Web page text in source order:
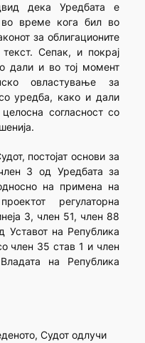
дека Уредбата е
време кога бил во
за облигационите
Сепак, и покрај
дали и во тој момент
овластување за
уредба, како и дали
согласност со
постојат основи за
3 од Уредбата за
на примена на
регулаторна
3, член 51, член 88
Уставот на Република
член 35 став 1 и член
на Република
Судот одлучи